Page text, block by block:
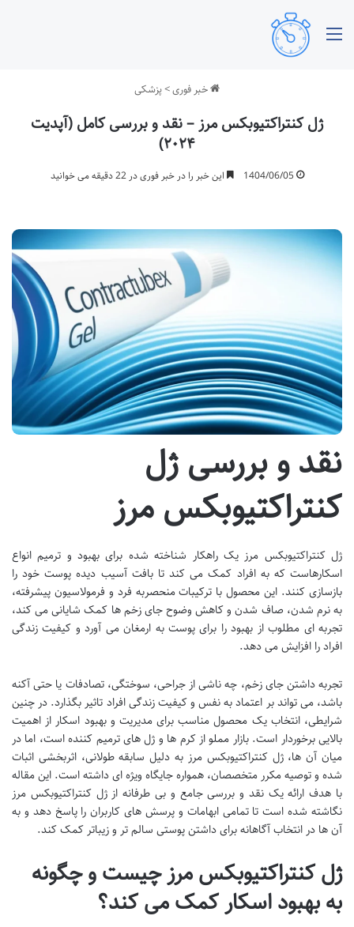
خبر فوری>پزشکی
ژل کنتراکتیوبکس مرز – نقد و بررسی کامل (آپدیت
۲۰۲۴)
1404/06/05 این خبر را در خبر فوری در 22 دقیقه می خوانید
نقد و بررسی ژل
کنتراکتیوبکس مرز
ژل کنتراکتیوبکس مرز یک راهکار شناخته شده برای بهبود و ترمیم انواع
اسکارهاست که به افراد کمک می کند تا بافت آسیب دیده پوست خود را
بازسازی کنند. این محصول با ترکیبات منحصربه فرد و فرمولاسیون پیشرفته،
به نرم شدن، صاف شدن و کاهش وضوح جای زخم ها کمک شایانی می کند،
تجربه ای مطلوب از بهبود را برای پوست به ارمغان می آورد و کیفیت زندگی
افراد را افزایش می دهد.
تجربه داشتن جای زخم، چه ناشی از جراحی، سوختگی، تصادفات یا حتی آکنه
باشد، می تواند بر اعتماد به نفس و کیفیت زندگی افراد تاثیر بگذارد. در چنین
شرایطی، انتخاب یک محصول مناسب برای مدیریت و بهبود اسکار از اهمیت
بالایی برخوردار است. بازار مملو از کرم ها و ژل های ترمیم کننده است، اما در
میان آن ها، ژل کنتراکتیوبکس مرز به دلیل سابقه طولانی، اثربخشی اثبات
شده و توصیه مکرر متخصصان، همواره جایگاه ویژه ای داشته است. این مقاله
با هدف ارائه یک نقد و بررسی جامع و بی طرفانه از ژل کنتراکتیوبکس مرز
نگاشته شده است تا تمامی ابهامات و پرسش های کاربران را پاسخ دهد و به
آن ها در انتخاب آگاهانه برای داشتن پوستی سالم تر و زیباتر کمک کند.
ژل کنتراکتیوبکس مرز چیست و چگونه
به بهبود اسکار کمک می کند؟